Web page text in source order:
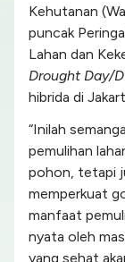
Kehutanan
puncak
Lahan dan
Drought Day/
hibrida di
“Inilah
pemulihan
pohon, tetapi
memperkuat
manfaat
nyata oleh
yang sehat